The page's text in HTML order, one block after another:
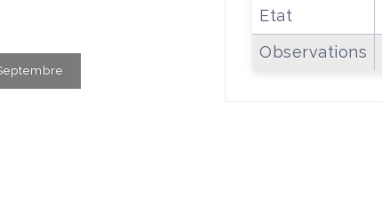
Etat
Observations